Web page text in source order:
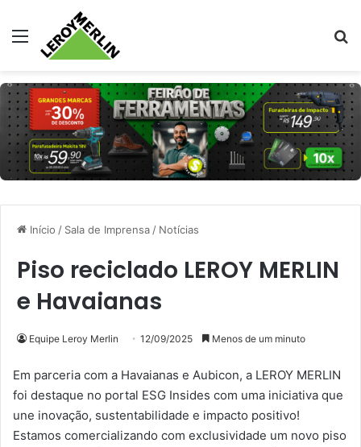
Menu
Início / Sala de Imprensa/ Notícias
Piso reciclado LEROY MERLIN
e Havaianas
Equipe Leroy Merlin 12/09/2025 Menos de um minuto
Em parceria com a Havaianas e Aubicon, a LEROY MERLIN
foi destaque no portal ESG Insides com uma iniciativa que
une inovação, sustentabilidade e impacto positivo!
Estamos comercializando com exclusividade um novo piso